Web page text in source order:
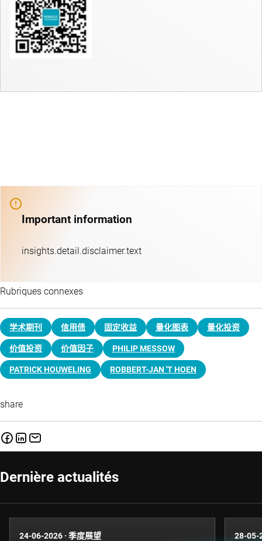
Important information
insights.detail.disclaimer.text
Rubriques connexes
学术期刊 信用债 固定收益 量化图表 量化投资
价值投资 价值因子 PHILIP MESSOW
PATRICK HOUWELING ROBBERT-JAN 'T HOEN
share
Dernière actualités
24-06-2026 · 季度展望 28-05-